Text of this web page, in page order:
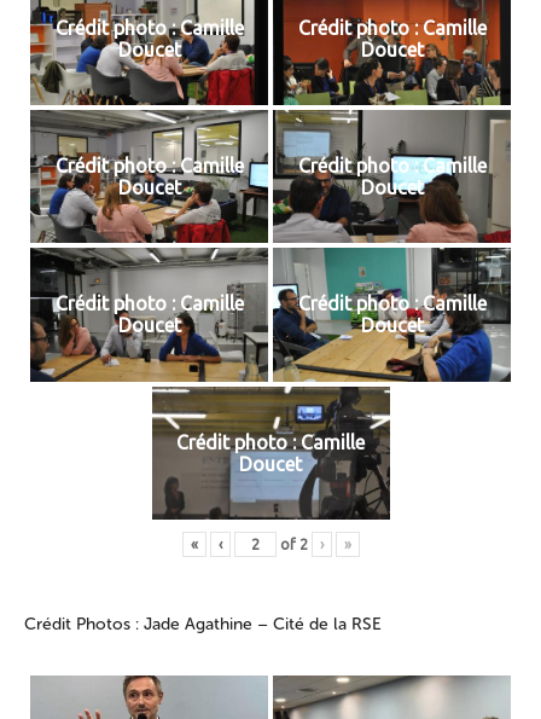
Crédit photo : Camille
Doucet
Crédit photo : Camille
Doucet
Crédit photo : Camille
Doucet
Crédit photo : Camille
Doucet
Crédit photo : Camille
Doucet
Crédit photo : Camille
Doucet
Crédit photo : Camille
Doucet
« ‹ of 2 › »
Crédit Photos : Jade Agathine – Cité de la RSE